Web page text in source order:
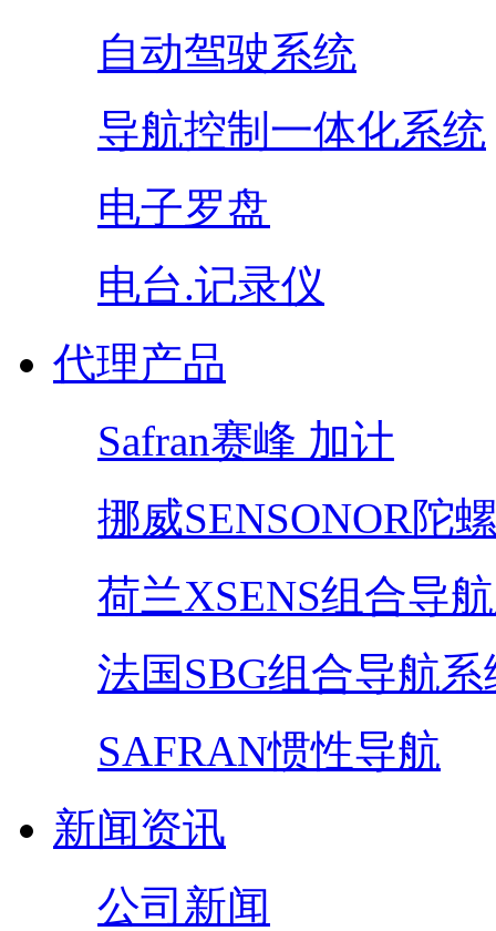
自动驾驶系统
导航控制一体化系统
电子罗盘
电台.记录仪
代理产品
Safran赛峰 加计
挪威SENSONOR陀
荷兰XSENS组合导
法国SBG组合导航系
SAFRAN惯性导航
新闻资讯
公司新闻